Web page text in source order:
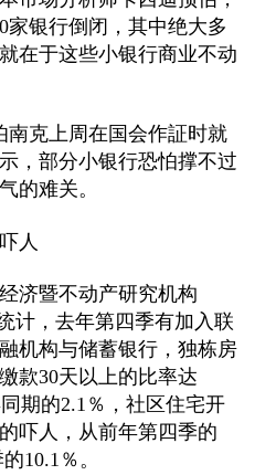
家银行倒闭，其中绝大多
在于这些小银行商业不动
克上周在国会作証时就
，部分小银行恐怕撑不过
的难关。
人
暨不动产研究机构
计，去年第四季有加入联
机构与储蓄银行，独栋房
款30天以上的比率达
期的2.1％，社区住宅开
吓人，从前年第四季的
10.1％。